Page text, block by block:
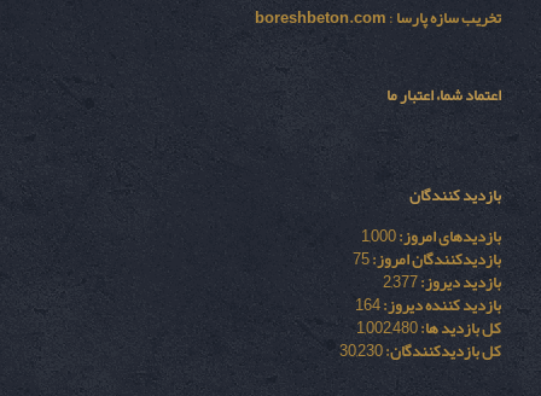
تخریب سازه پارسا:
boreshbeton.com
اعتماد شما، اعتبار ما
بازدید کنندگان
بازدیدهای امروز:1,000
بازدیدکنندگان امروز:75
بازدید دیروز:2,377
بازدید کننده دیروز:164
کل بازدید ها:1,002,480
کل بازدیدکنند‌گان:30,230